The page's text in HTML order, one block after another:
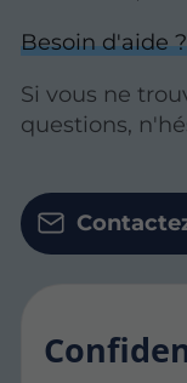
Besoin d'aide ?
Si vous ne
questions,